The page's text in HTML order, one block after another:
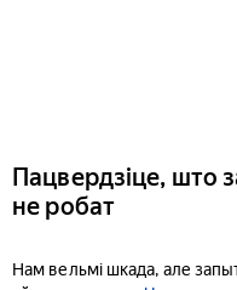
Пацвердзіце, што
не робат
Нам вельмі шкада, але